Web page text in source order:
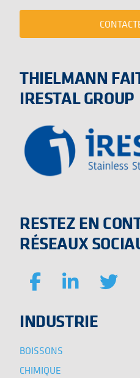
THIELMANN
IRESTAL GROUP
RESTEZ EN
RÉSEAUX
INDUSTRIE
BOISSONS
CHIMIQUE